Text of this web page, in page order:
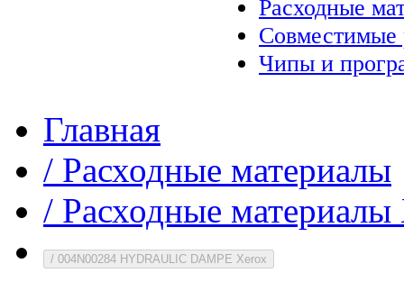
Расходные
Совместимые
Чипы и
Главная
/ Расходные материалы
/ Расходные
/ 004N00284 HYDRAULIC DAMPE Xerox